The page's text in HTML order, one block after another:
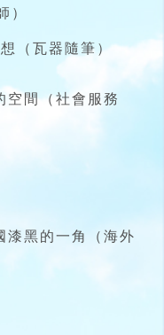
（瓦器隨筆）
間（社會服務
黑的一角（海外